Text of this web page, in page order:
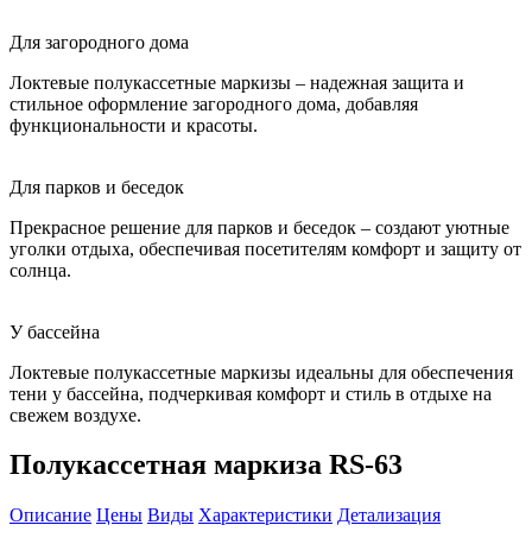
Для загородного дома
Локтевые полукассетные маркизы – надежная защита и
стильное оформление загородного дома, добавляя
функциональности и красоты.
Для парков и беседок
Прекрасное решение для парков и беседок – создают уютные
уголки отдыха, обеспечивая посетителям комфорт и защиту от
солнца.
У бассейна
Локтевые полукассетные маркизы идеальны для обеспечения
тени у бассейна, подчеркивая комфорт и стиль в отдыхе на
свежем воздухе.
Полукассетная маркиза RS-63
Описание Цены Виды Характеристики Детализация